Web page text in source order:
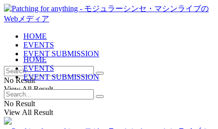
HOME
EVENTS
EVENT SUBMISSION
No Result
View All Result
HOME
EVENTS
EVENT SUBMISSION
No Result
View All Result